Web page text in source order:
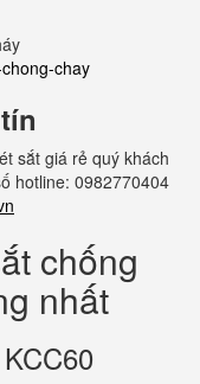
chay
sắt giá rẻ quý khách
hotline: 0982770404
chống
nhất